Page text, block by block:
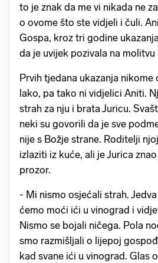
to je znak da me vi nikada ne
o ovome što ste vidjeli i čuli.
Gospa, kroz tri godine
da je uvijek pozivala na molitvu
Prvih tjedana ukazanja
lako, pa tako ni vidjelici Aniti.
strah za nju i brata Juricu.
neki su govorili da je sve
nije s Božje strane. Roditelji
izlaziti iz kuće, ali je Jurica
prozor.
- Mi nismo osjećali strah.
ćemo moći ići u vinograd i
Nismo se bojali ničega. Pola
smo razmišljali o lijepoj
kad svane ići u vinograd. Glas